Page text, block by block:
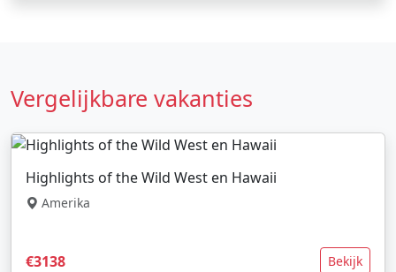
Vergelijkbare vakanties
Highlights of the Wild West en Hawaii
Amerika
€3138 Bekijk